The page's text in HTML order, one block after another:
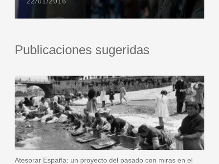
Publicaciones sugeridas
Atesorar España: un proyecto del pasado con miras en el